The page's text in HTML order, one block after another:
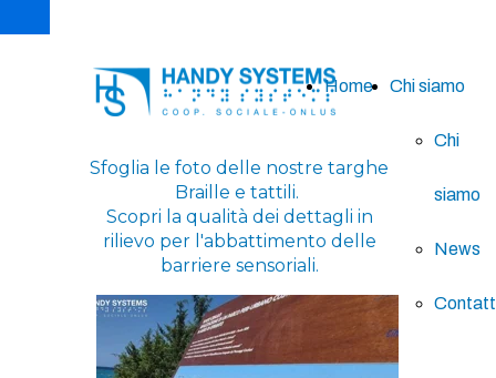
Home Chi siamo
Chi
siamo
News
Sfoglia le foto delle nostre targhe
Braille e tattili.
Scopri la qualità dei dettagli in
rilievo per l'abbattimento delle
barriere sensoriali.